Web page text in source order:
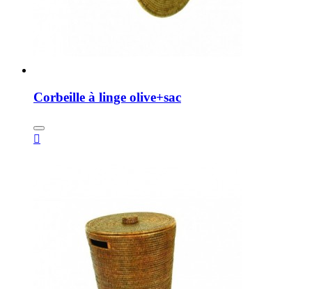
Corbeille à linge olive+sac
